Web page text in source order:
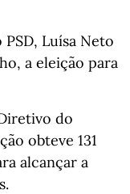
Luísa Neto
a eleição para
do
obteve 131
alcançar a